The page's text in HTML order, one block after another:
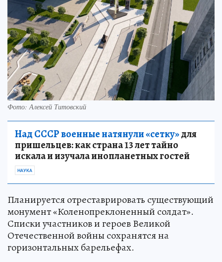
Фото: Алексей Титовский
Над СССР военные натянули «сетку»для
пришельцев: как страна 13 лет тайно
искала и изучала инопланетных гостей
НАУКА
Планируется отреставрировать существующий
монумент «Коленопреклоненный солдат».
Списки участников и героев Великой
Отечественной войны сохранятся на
горизонтальных барельефах.